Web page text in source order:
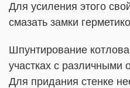
Для усиления этого
смазать замки
Шпунтирование
участках с различными
Для придания стенке